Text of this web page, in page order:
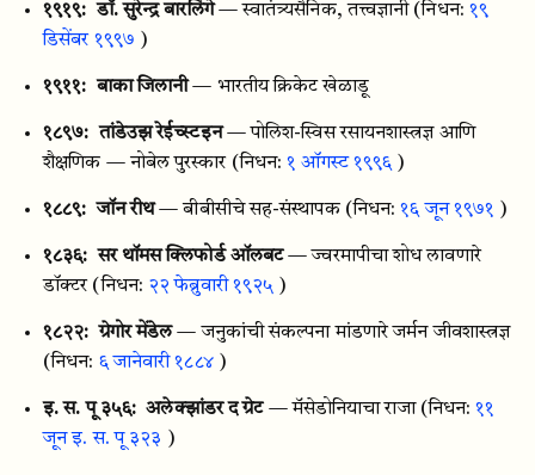
१९१९: डॉ. सुरेन्द्र बारलिंगे — स्वातंत्र्यसैनिक, तत्त्वज्ञानी (निधन: १९
डिसेंबर १९९७ )
१९११: बाका जिलानी — भारतीय क्रिकेट खेळाडू
१८९७: तांडेउझ रेईच्स्टइन— पोलिश-स्विस रसायनशास्त्रज्ञ आणि
शैक्षणिक — नोबेल पुरस्कार (निधन:१ ऑगस्ट १९९६ )
१८८९: जॉन रीथ — बीबीसीचे सह-संस्थापक (निधन:१६ जून १९७१ )
१८३६: सर थॉमस क्लिफोर्ड ऑलबट — ज्वरमापीचा शोध लावणारे
डॉक्टर (निधन: २२ फेब्रुवारी १९२५ )
१८२२: ग्रेगोर मेंडेल — जनुकांची संकल्पना मांडणारे जर्मन जीवशास्त्रज्ञ
(निधन: ६ जानेवारी १८८४)
इ. स. पू ३५६: अलेक्झांडर द ग्रेट — मॅसेडोनियाचा राजा (निधन:११
जून इ. स. पू ३२३ )